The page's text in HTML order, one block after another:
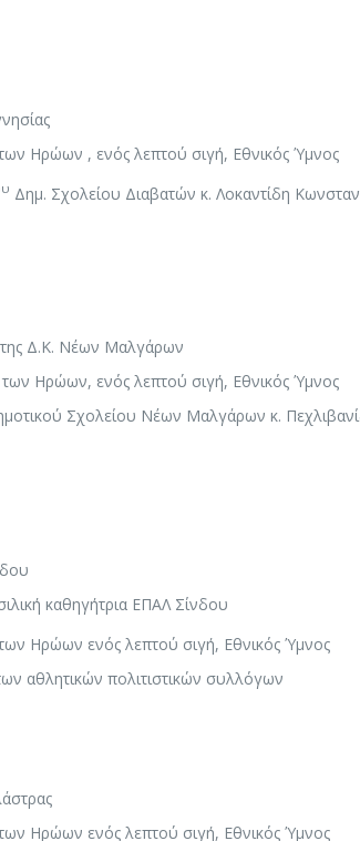
Ηρώων , ενός λεπτού σιγή, Εθνικός Ύμνος
Δημ. Σχολείου Διαβατών κ. Λοκαντίδη
της Δ.Κ. Νέων Μαλγάρων
Ηρώων, ενός λεπτού σιγή, Εθνικός Ύμνος
Σχολείου Νέων Μαλγάρων κ.
καθηγήτρια ΕΠΑΛ Σίνδου
Ηρώων ενός λεπτού σιγή, Εθνικός Ύμνος
αθλητικών πολιτιστικών συλλόγων
Ηρώων ενός λεπτού σιγή, Εθνικός Ύμνος